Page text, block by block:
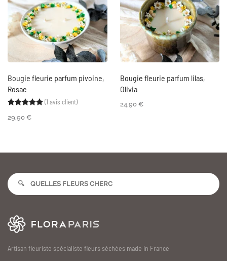
Bougie fleurie parfum pivoine,
Rosae
Noté 5.00sur 5 basé sur
1 notation client
(1 avis client)
29,90 €
Bougie fleurie parfum lilas,
Olivia
24,90 €
Artisan fleuriste spécialiste fleurs séchées made in France